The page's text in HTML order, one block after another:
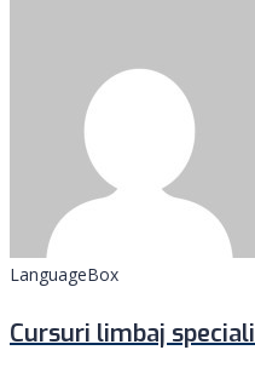
LanguageBox
Cursuri limbaj